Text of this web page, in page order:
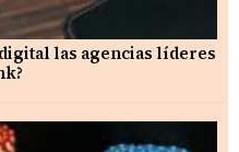
las agencias líderes